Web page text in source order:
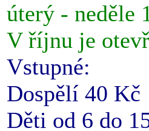
úterý - neděle
V říjnu je
Vstupné:
Dospělí 40 Kč
Děti od 6 do